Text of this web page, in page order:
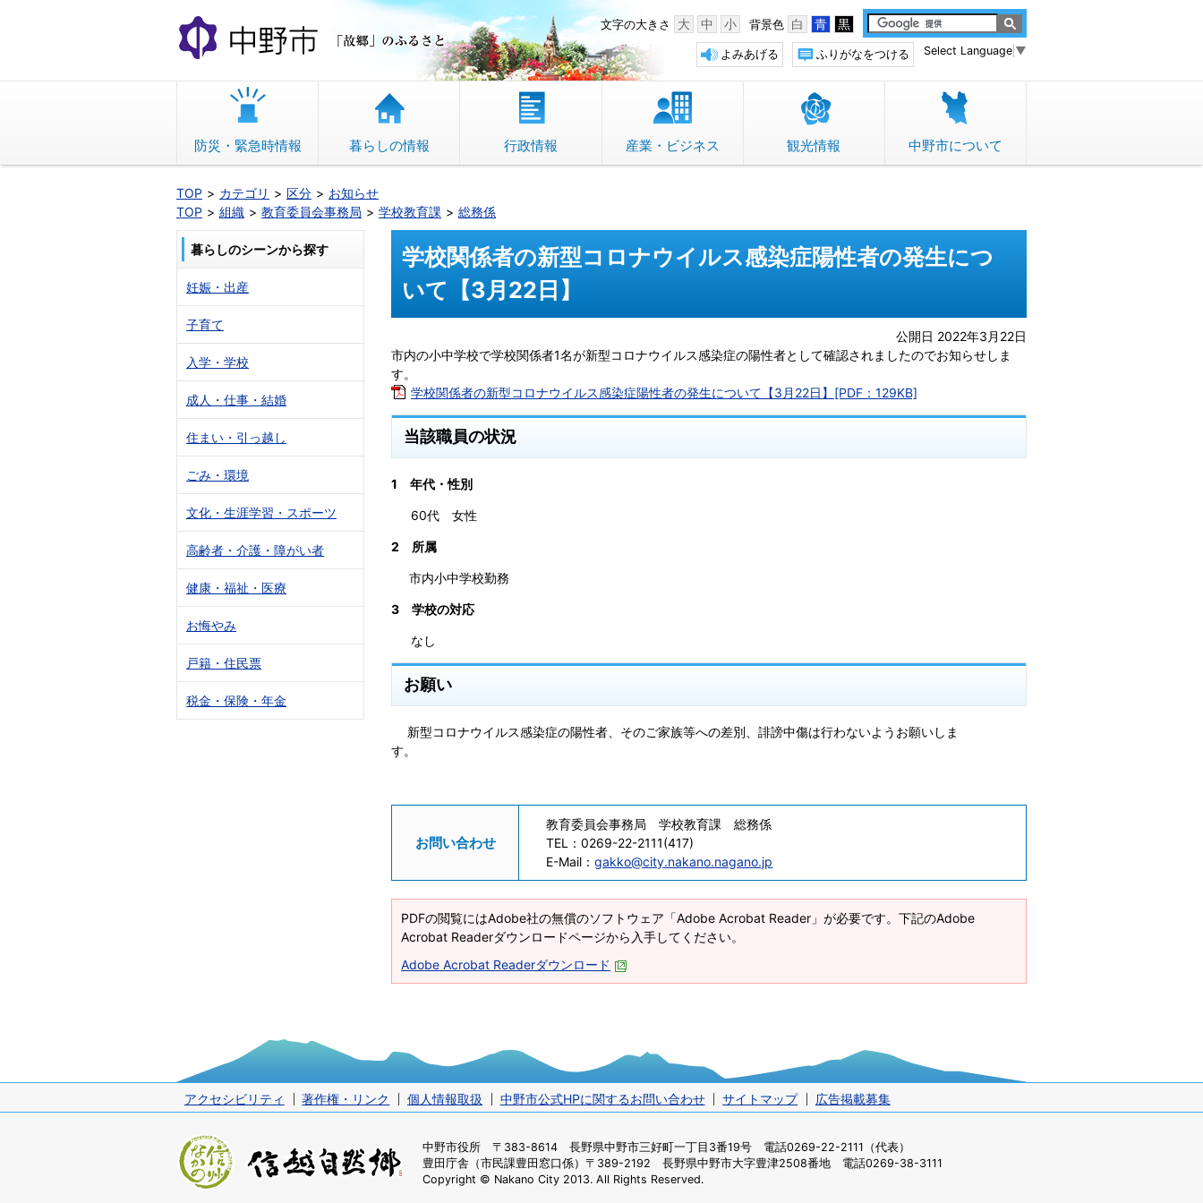
文
へ
動
中野市 「故郷」のふるさと 背景色 白 青 黒
文字の大きさ 大 中 小
Select Language ▼
ふりがなをつける
よみあげる
防災・緊急時情報 暮らしの情報 行政情報 産業・ビジネス 観光情報 中野市について
TOP カテゴリ 区分
お知らせ
TOP
組織 教育委員会事務局 学校教育課 総務係
学校関係者の新型コロナウイルス感染症陽性者の発生につ
いて【3月22日】
公開日 2022年3月22日
市内の小中学校で学校関係者1名が新型コロナウイルス感染症の陽性者として確認されましたのでお知らせしま
す。
学校関係者の新型コロナウイルス感染症陽性者の発生について【3月22日】[PDF：129KB]
当該職員の状況
1 年代・性別
60代 女性
2 所属
市内小中学校勤務
3 学校の対応
なし
お願い
新型コロナウイルス感染症の陽性者、そのご家族等への差別、誹謗中傷は行わないようお願いしま
す。
お問い合わせ
教育委員会事務局 学校教育課 総務係
TEL：0269-22-2111(417)
E-Mail：gakko@city.nakano.nagano.jp
PDFの閲覧にはAdobe社の無償のソフトウェア「Adobe Acrobat Reader」が必要です。下記のAdobe
Acrobat Readerダウンロードページから入手してください。
Adobe Acrobat Readerダウンロード
暮らしのシーンから探す
妊娠・出産
子育て
入学・学校
成人・仕事・結婚
住まい・引っ越し
ごみ・環境
文化・生涯学習・スポーツ
高齢者・介護・障がい者
健康・福祉・医療
お悔やみ
戸籍・住民票
税金・保険・年金
アクセシビリティ 著作権・リンク 個人情報取扱 中野市公式HPに関するお問い合わせ サイトマップ 広告掲載募集
中野市役所 〒383-8614 長野県中野市三好町一丁目3番19号 電話0269-22-2111（代表）
豊田庁舎（市民課豊田窓口係） 〒389-2192 長野県中野市大字豊津2508番地 電話0269-38-3111
Copyright © Nakano City 2013. All Rights Reserved.